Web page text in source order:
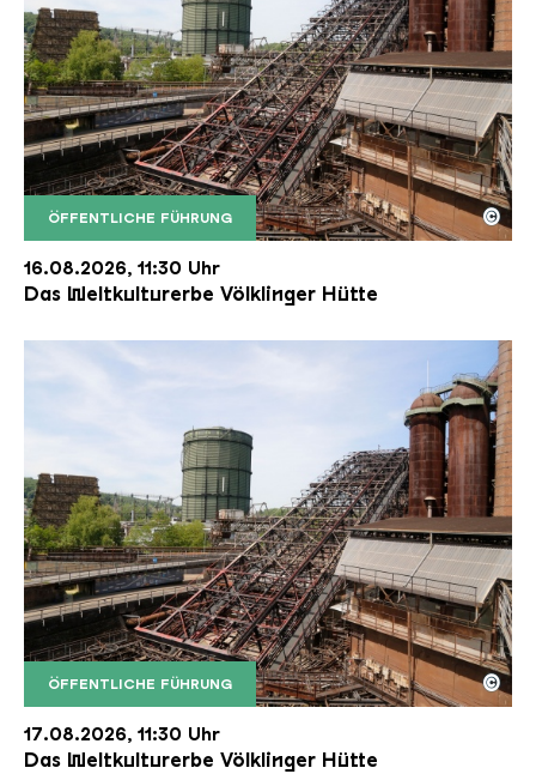
ÖFFENTLICHE FÜHRUNG
Der Erzschrägaufzug der Völklinger Hütte mit
Copyright: Weltkulturerbe Völklinger Hütte | Karl
©
16.08.2026, 11:30 Uhr
Das Weltkulturerbe Völklinger Hütte
ÖFFENTLICHE FÜHRUNG
Der Erzschrägaufzug der Völklinger Hütte mit
Copyright: Weltkulturerbe Völklinger Hütte | Karl
©
17.08.2026, 11:30 Uhr
Das Weltkulturerbe Völklinger Hütte